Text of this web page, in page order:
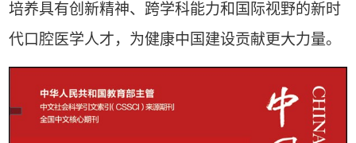
培养具有创新精神、跨学科能力和国际视野的新时
代口腔医学人才，为健康中国建设贡献更大力量。